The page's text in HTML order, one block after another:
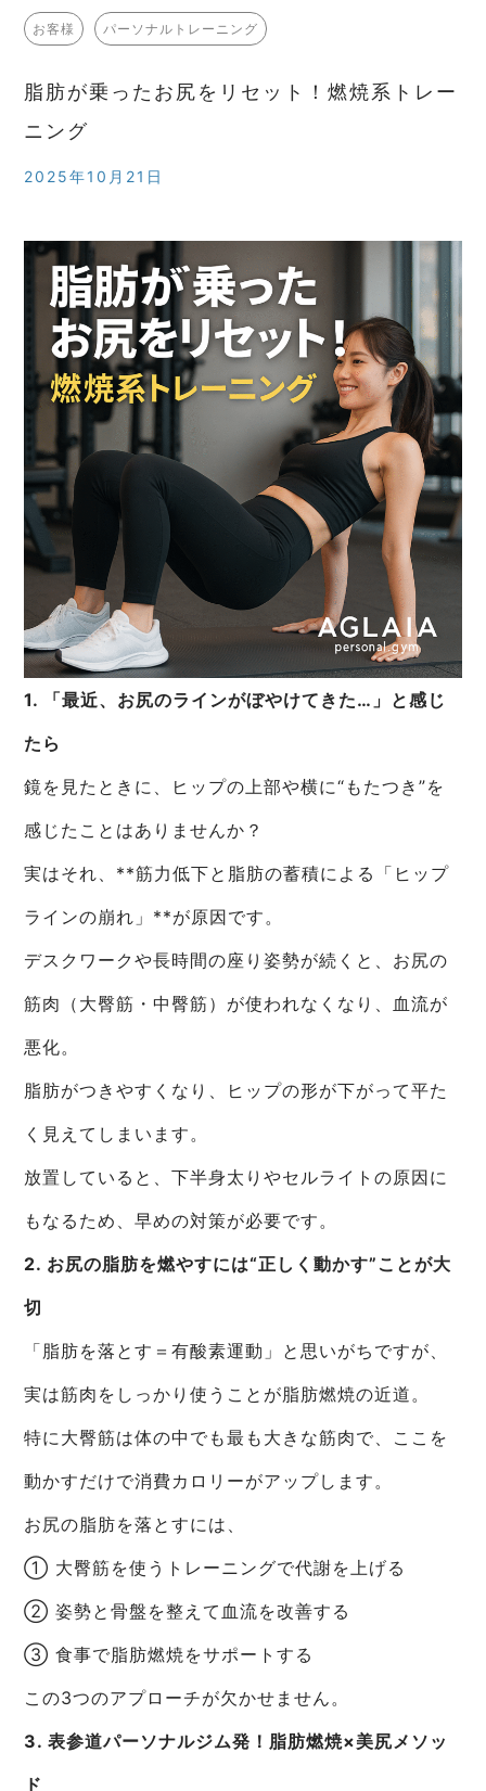
お客様 パーソナルトレーニング
脂肪が乗ったお尻をリセット！燃焼系トレー
ニング
2025年10月21日
1. 「最近、お尻のラインがぼやけてきた…」と感じ
たら
鏡を見たときに、ヒップの上部や横に“もたつき”を
感じたことはありませんか？
実はそれ、**筋力低下と脂肪の蓄積による「ヒップ
ラインの崩れ」**が原因です。
デスクワークや長時間の座り姿勢が続くと、お尻の
筋肉（大臀筋・中臀筋）が使われなくなり、血流が
悪化。
脂肪がつきやすくなり、ヒップの形が下がって平た
く見えてしまいます。
放置していると、下半身太りやセルライトの原因に
もなるため、早めの対策が必要です。
2. お尻の脂肪を燃やすには“正しく動かす”ことが大
切
「脂肪を落とす＝有酸素運動」と思いがちですが、
実は筋肉をしっかり使うことが脂肪燃焼の近道。
特に大臀筋は体の中でも最も大きな筋肉で、ここを
動かすだけで消費カロリーがアップします。
お尻の脂肪を落とすには、
① 大臀筋を使うトレーニングで代謝を上げる
② 姿勢と骨盤を整えて血流を改善する
③ 食事で脂肪燃焼をサポートする
この3つのアプローチが欠かせません。
3. 表参道パーソナルジム発！脂肪燃焼×美尻メソッ
ド